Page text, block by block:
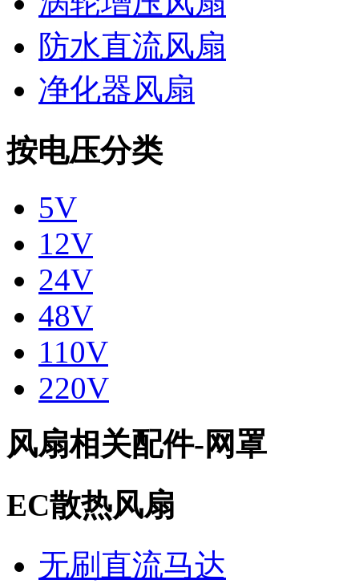
防水直流风扇
净化器风扇
按电压分类
5V
12V
24V
48V
110V
220V
风扇相关配件-网罩
EC散热风扇
无刷直流马达